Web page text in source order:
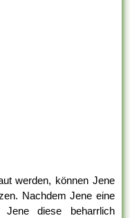
werden, können Jene
Nachdem Jene eine
Jene diese beharrlich